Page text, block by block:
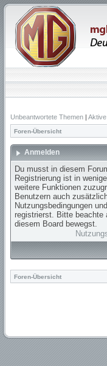
Unbeantwortete Themen |
Foren-Übersicht
Anmelden
Du musst in diesem
Registrierung ist in
weitere Funktionen
Benutzern auch
Nutzungsbedingungen
registrierst. Bitte beachte
diesem Board bewegst.
Foren-Übersicht